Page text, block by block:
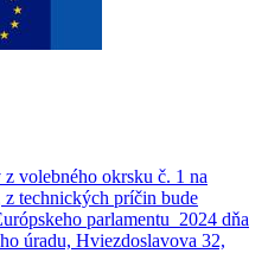
volebného okrsku č. 1 na
z technických príčin bude
parlamentu 2024 dňa
úradu, Hviezdoslavova 32,